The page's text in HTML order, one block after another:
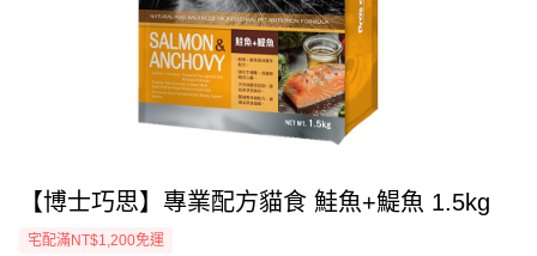
【博士巧思】專業配方貓食 鮭魚+鯷魚 1.5kg
宅配滿NT$1,200免運